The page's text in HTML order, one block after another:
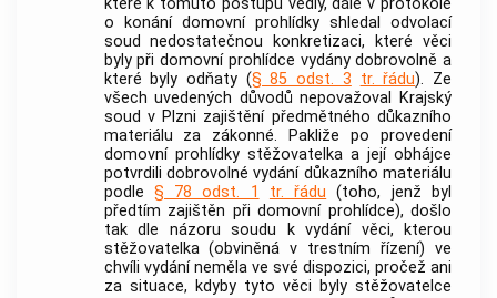
o konání domovní prohlídky shledal odvolací
soud nedostatečnou konkretizaci, které věci
byly při domovní prohlídce vydány dobrovolně a
které byly odňaty (§ 85 odst. 3 tr. řádu). Ze
všech uvedených důvodů nepovažoval Krajský
soud v Plzni zajištění předmětného důkazního
materiálu za zákonné. Pakliže po provedení
domovní prohlídky stěžovatelka a její obhájce
potvrdili dobrovolné vydání důkazního materiálu
podle § 78 odst. 1 tr. řádu (toho, jenž byl
předtím zajištěn při domovní prohlídce), došlo
tak dle názoru soudu k vydání věci, kterou
stěžovatelka (obviněná v trestním řízení) ve
chvíli vydání neměla ve své dispozici, pročež ani
za situace, kdyby tyto věci byly stěžovatelce